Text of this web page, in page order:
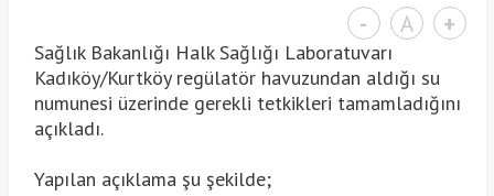
- A +
Sağlık Bakanlığı Halk Sağlığı Laboratuvarı
Kadıköy/Kurtköy regülatör havuzundan aldığı su
numunesi üzerinde gerekli tetkikleri tamamladığını
açıkladı.
Yapılan açıklama şu şekilde;